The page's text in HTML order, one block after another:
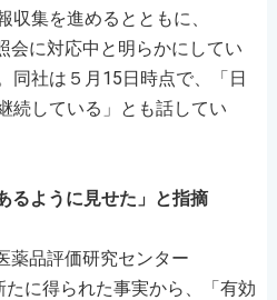
集を進めるとともに、
会に対応中と明らかにしてい
同社は５月15日時点で、「日
続している」とも話してい
るように見せた」と指摘
薬品評価研究センター
たに得られた事実から、「有効